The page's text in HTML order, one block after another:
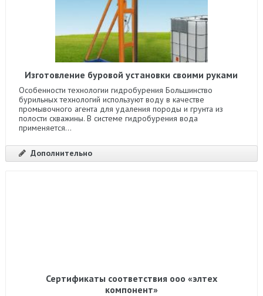
Изготовление буровой установки своими руками
Особенности технологии гидробурения Большинство
бурильных технологий используют воду в качестве
промывочного агента для удаления породы и грунта из
полости скважины. В системе гидробурения вода
применяется...
Дополнительно
Сертификаты соответствия ооо «элтех
компонент»